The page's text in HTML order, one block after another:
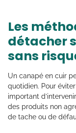
Les
détacher
sans
Un canapé en cuir
quotidien. Pour
important
des produits non
de tache ou de